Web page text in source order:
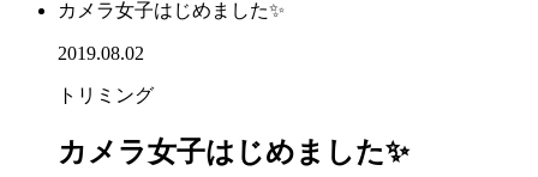
カメラ女子はじめました✨
2019.08.02
トリミング
カメラ女子はじめました✨